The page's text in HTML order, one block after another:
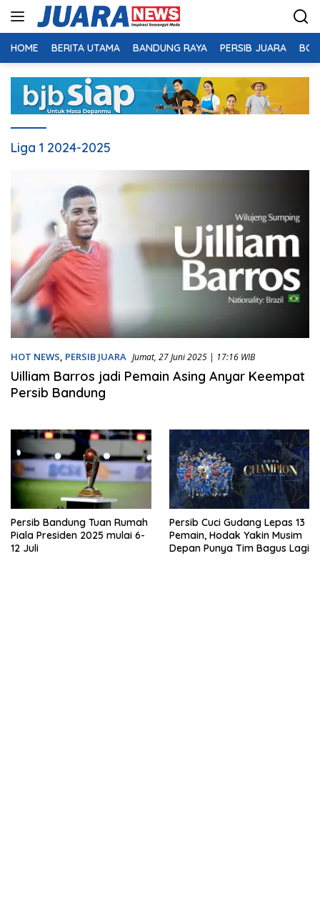
HOME BERITA UTAMA BANDUNG RAYA PERSIB JUARA
Liga 1 2024-2025
HOT NEWS, PERSIB JUARA Jumat, 27 Juni 2025 | 17:16 WIB
Uilliam Barros jadi Pemain Asing Anyar Keempat
Persib Bandung
Persib Bandung Tuan Rumah
Piala Presiden 2025 mulai 6-
12 Juli
Persib Cuci Gudang Lepas 13
Pemain, Hodak Yakin Musim
Depan Punya Tim Bagus Lagi